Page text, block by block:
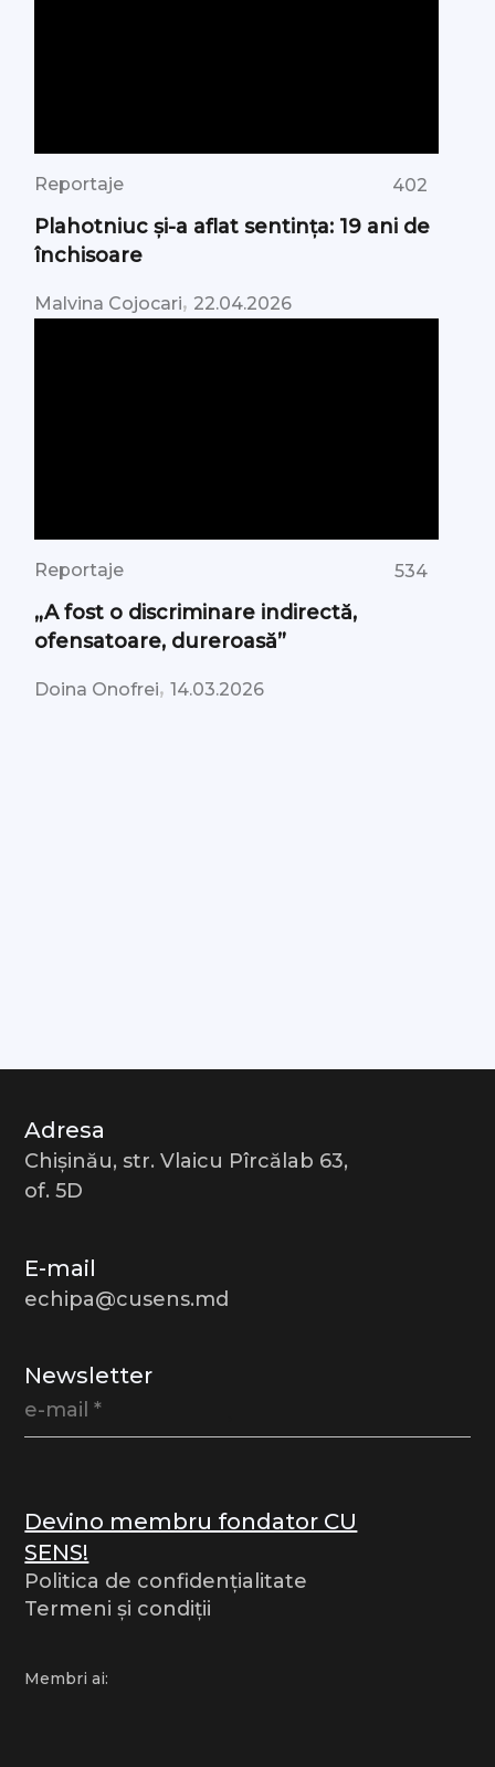
Reportaje 402
Plahotniuc și-a aflat sentința: 19 ani de
închisoare
Malvina Cojocari, 22.04.2026
Reportaje 534
„A fost o discriminare indirectă,
ofensatoare, dureroasă”
Doina Onofrei,14.03.2026
Adresa
Chișinău, str. Vlaicu Pîrcălab 63,
of. 5D
E-mail
echipa@cusens.md
Newsletter
Devino membru fondator CU
SENS!
Politica de confidențialitate
Termeni și condiții
Membri ai: